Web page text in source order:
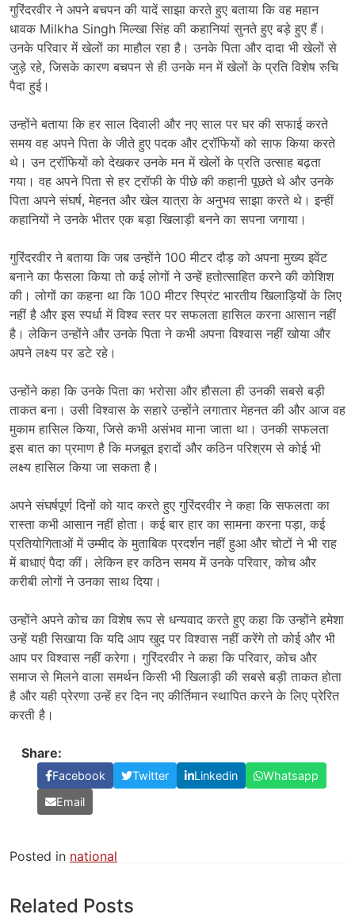
गुरिंदरवीर ने अपने बचपन की यादें साझा करते हुए बताया कि वह महान
धावक Milkha Singh मिल्खा सिंह की कहानियां सुनते हुए बड़े हुए हैं।
उनके परिवार में खेलों का माहौल रहा है। उनके पिता और दादा भी खेलों से
जुड़े रहे, जिसके कारण बचपन से ही उनके मन में खेलों के प्रति विशेष रुचि
पैदा हुई।
उन्होंने बताया कि हर साल दिवाली और नए साल पर घर की सफाई करते
समय वह अपने पिता के जीते हुए पदक और ट्रॉफियों को साफ किया करते
थे। उन ट्रॉफियों को देखकर उनके मन में खेलों के प्रति उत्साह बढ़ता
गया। वह अपने पिता से हर ट्रॉफी के पीछे की कहानी पूछते थे और उनके
पिता अपने संघर्ष, मेहनत और खेल यात्रा के अनुभव साझा करते थे। इन्हीं
कहानियों ने उनके भीतर एक बड़ा खिलाड़ी बनने का सपना जगाया।
गुरिंदरवीर ने बताया कि जब उन्होंने 100 मीटर दौड़ को अपना मुख्य इवेंट
बनाने का फैसला किया तो कई लोगों ने उन्हें हतोत्साहित करने की कोशिश
की। लोगों का कहना था कि 100 मीटर स्प्रिंट भारतीय खिलाड़ियों के लिए
नहीं है और इस स्पर्धा में विश्व स्तर पर सफलता हासिल करना आसान नहीं
है। लेकिन उन्होंने और उनके पिता ने कभी अपना विश्वास नहीं खोया और
अपने लक्ष्य पर डटे रहे।
उन्होंने कहा कि उनके पिता का भरोसा और हौसला ही उनकी सबसे बड़ी
ताकत बना। उसी विश्वास के सहारे उन्होंने लगातार मेहनत की और आज वह
मुकाम हासिल किया, जिसे कभी असंभव माना जाता था। उनकी सफलता
इस बात का प्रमाण है कि मजबूत इरादों और कठिन परिश्रम से कोई भी
लक्ष्य हासिल किया जा सकता है।
अपने संघर्षपूर्ण दिनों को याद करते हुए गुरिंदरवीर ने कहा कि सफलता का
रास्ता कभी आसान नहीं होता। कई बार हार का सामना करना पड़ा, कई
प्रतियोगिताओं में उम्मीद के मुताबिक प्रदर्शन नहीं हुआ और चोटों ने भी राह
में बाधाएं पैदा कीं। लेकिन हर कठिन समय में उनके परिवार, कोच और
करीबी लोगों ने उनका साथ दिया।
उन्होंने अपने कोच का विशेष रूप से धन्यवाद करते हुए कहा कि उन्होंने हमेशा
उन्हें यही सिखाया कि यदि आप खुद पर विश्वास नहीं करेंगे तो कोई और भी
आप पर विश्वास नहीं करेगा। गुरिंदरवीर ने कहा कि परिवार, कोच और
समाज से मिलने वाला समर्थन किसी भी खिलाड़ी की सबसे बड़ी ताकत होता
है और यही प्रेरणा उन्हें हर दिन नए कीर्तिमान स्थापित करने के लिए प्रेरित
करती है।
Share:
Facebook Twitter Linkedin
Whatsapp
Email
Posted in national
Related Posts